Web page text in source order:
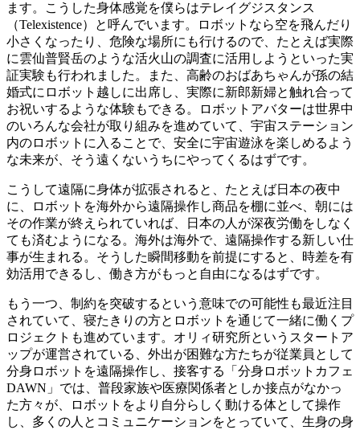
ます。こうした身体感覚を僕らはテレイグジスタンス
（Telexistence）と呼んでいます。ロボットなら空を飛んだり
小さくなったり、危険な場所にも行けるので、たとえば実際
に雲仙普賢岳のような活火山の調査に活用しようといった実
証実験も行われました。また、高齢のおばあちゃんが孫の結
婚式にロボット越しに出席し、実際に新郎新婦と触れ合って
お祝いするような体験もできる。ロボットアバターは世界中
のいろんな会社が取り組みを進めていて、宇宙ステーション
内のロボットに入ることで、安全に宇宙遊泳を楽しめるよう
な未来が、そう遠くないうちにやってくるはずです。
こうして遠隔に身体が拡張されると、たとえば日本の夜中
に、ロボットを海外から遠隔操作し商品を棚に並べ、朝には
その作業が終えられていれば、日本の人が深夜労働をしなく
ても済むようになる。海外は海外で、遠隔操作する新しい仕
事が生まれる。そうした瞬間移動を前提にすると、時差を有
効活用できるし、働き方がもっと自由になるはずです。
もう一つ、制約を突破するという意味での可能性も最近注目
されていて、寝たきりの方とロボットを通じて一緒に働くプ
ロジェクトも進めています。オリィ研究所というスタートア
ップが運営されている、外出が困難な方たちが従業員として
分身ロボットを遠隔操作し、接客する「分身ロボットカフェ
DAWN」では、普段家族や医療関係者としか接点がなかっ
た方々が、ロボットをより自分らしく動ける体として操作
し、多くの人とコミュニケーションをとっていて、生身の身